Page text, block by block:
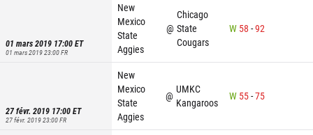
01 mars 2019 17:00ET
01 mars 2019 23:00FR
New
Mexico
State
Aggies
@
Chicago
State
Cougars
W 58 -92
27 févr. 2019 17:00ET
27 févr. 2019 23:00FR
New
Mexico
State
Aggies
@
UMKC
Kangaroos
W 55-75